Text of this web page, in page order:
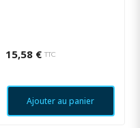
15,58 € TTC
Ajouter au panier